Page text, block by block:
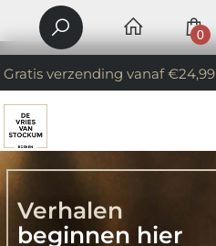
Gratis verzending vanaf €24,99
0
Verhalen
beginnen hier